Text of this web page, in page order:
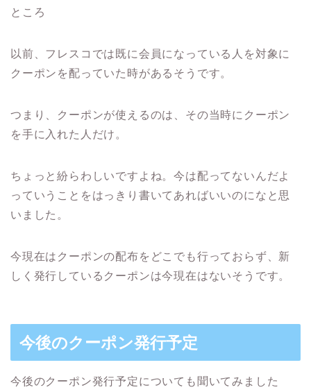
ところ
以前、フレスコでは既に会員になっている人を対象に
クーポンを配っていた時があるそうです。
つまり、クーポンが使えるのは、その当時にクーポン
を手に入れた人だけ。
ちょっと紛らわしいですよね。今は配ってないんだよ
っていうことをはっきり書いてあればいいのになと思
いました。
今現在はクーポンの配布をどこでも行っておらず、新
しく発行しているクーポンは今現在はないそうです。
今後のクーポン発行予定
今後のクーポン発行予定についても聞いてみました